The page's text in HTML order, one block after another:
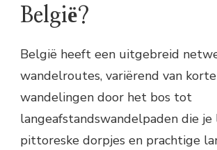
België?
België heeft een uitgebreid
wandelroutes, variërend van korte
wandelingen door het bos tot
langeafstandswandelpaden die je
pittoreske dorpjes en prachtige